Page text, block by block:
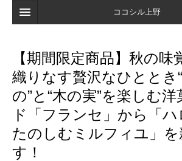
ココシル上野
検索
店舗・施設最新情報
口コミ
マイページ
【期間限定商品】秋の味
織りなす贅沢なひととき
の”と“木の実”を楽しむ
ド「フランセ」から「
たのしむミルフィユ」を
す！